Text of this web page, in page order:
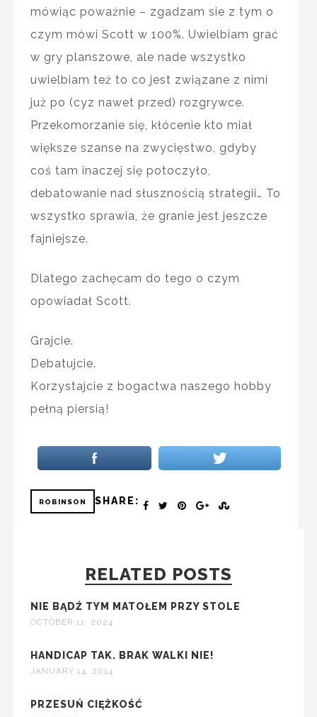
mówiąc poważnie – zgadzam sie z tym o
czym mówi Scott w 100%. Uwielbiam grać
w gry planszowe, ale nade wszystko
uwielbiam też to co jest związane z nimi
już po (cyz nawet przed) rozgrywce.
Przekomorzanie się, kłócenie kto miał
większe szanse na zwycięstwo, gdyby
coś tam inaczej się potoczyło,
debatowanie nad słusznością strategii… To
wszystko sprawia, że granie jest jeszcze
fajniejsze.
Dlatego zachęcam do tego o czym
opowiadał Scott.
Grajcie.
Debatujcie.
Korzystajcie z bogactwa naszego hobby
pełną piersią!
ROBINSON SHARE:
RELATED POSTS
NIE BĄDŹ TYM MATOŁEM PRZY STOLE
OCTOBER 11, 2024
HANDICAP TAK. BRAK WALKI NIE!
JANUARY 14, 2014
PRZESUŃ CIĘŻKOŚĆ